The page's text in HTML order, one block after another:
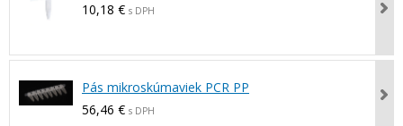
10,18 € s DPH
Pás mikroskúmaviek PCR PP
56,46 € s DPH